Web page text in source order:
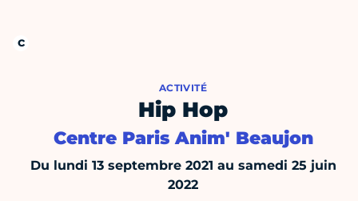
ACTIVITÉ
Hip Hop
Centre Paris Anim' Beaujon
Du lundi 13 septembre 2021 au samedi 25 juin
2022